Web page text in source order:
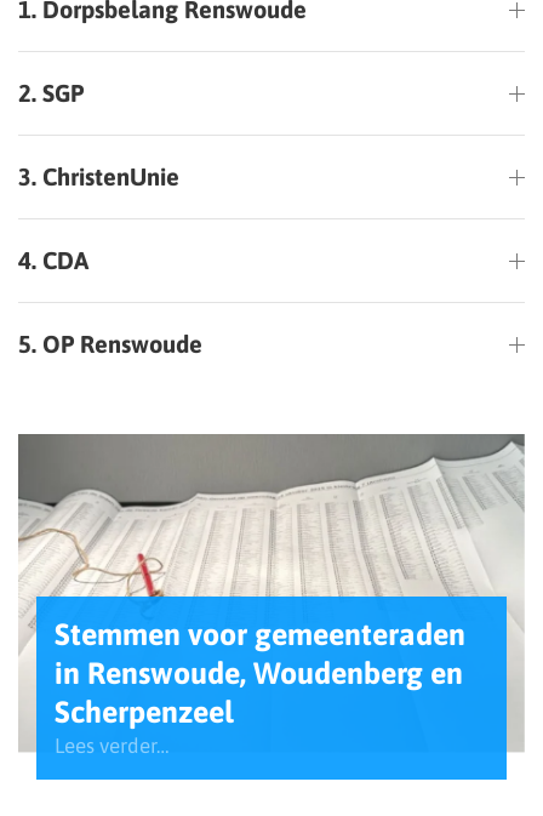
1. Dorpsbelang Renswoude
2. SGP
3. ChristenUnie
4. CDA
5. OP Renswoude
Stemmen voor gemeenteraden
in Renswoude, Woudenberg en
Scherpenzeel
Lees verder…